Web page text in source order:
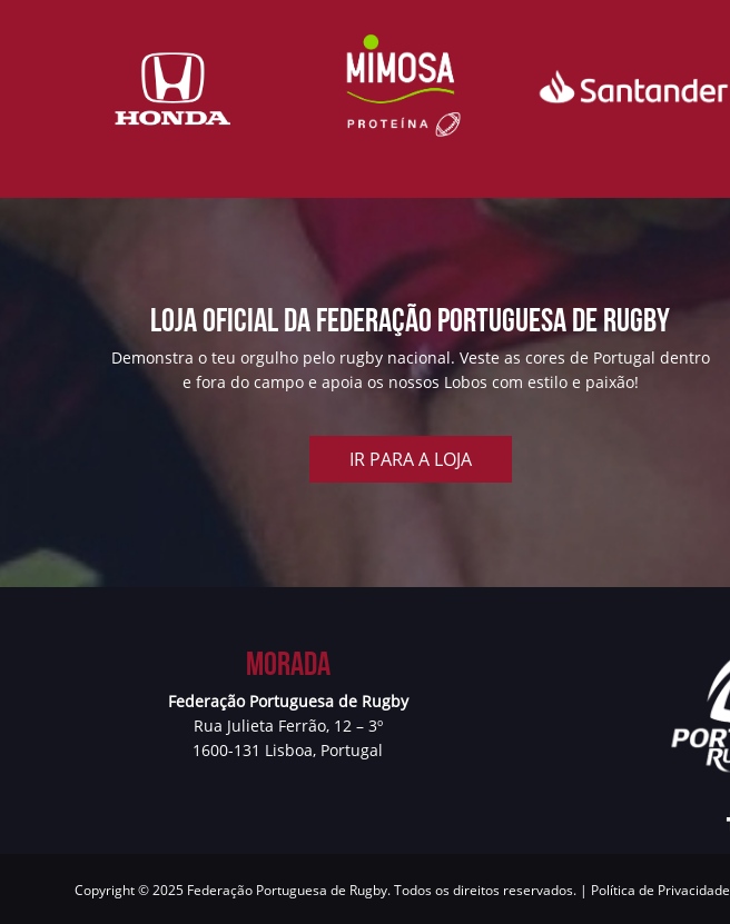
Loja Oficial da Federação Portuguesa de Rugby
Demonstra o teu orgulho pelo rugby nacional. Veste as cores de Portugal dentro
e fora do campo e apoia os nossos Lobos com estilo e paixão!
IR PARA A LOJA
Morada
Federação Portuguesa de Rugby
Rua Julieta Ferrão, 12 – 3º
1600-131 Lisboa, Portugal
Copyright © 2025 Federação Portuguesa de Rugby. Todos os direitos reservados. | Política de Privacidade